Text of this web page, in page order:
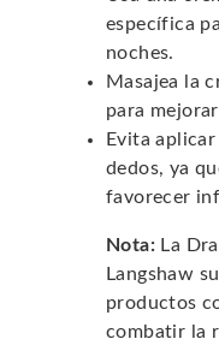
específica
noches.
Masajea la
para
Evita
dedos, ya
favorecer
Nota: La
Langshaw
productos
combatir la